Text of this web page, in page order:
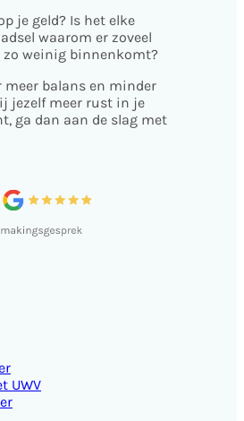
UWV
je geld? Is het elke
waarom er zoveel
weinig binnenkomt?
balans en minder
jezelf meer rust in je
ga dan aan de slag met